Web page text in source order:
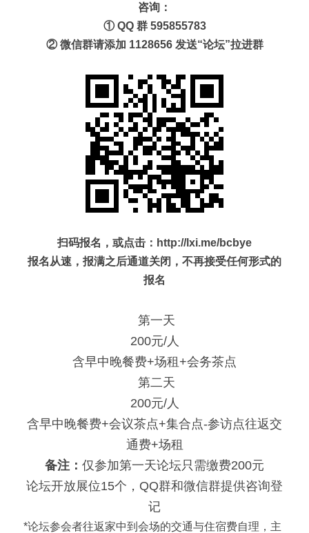
咨询：
① QQ 群 595855783
② 微信群请添加 1128656 发送“论坛”拉进群
扫码报名，或点击： http://lxi.me/bcbye
报名从速，报满之后通道关闭，不再接受任何形式的
报名
第一天
200元/人
含早中晚餐费+场租+会务茶点
第二天
200元/人
含早中晚餐费+会议茶点+集合点-参访点往返交
通费+场租
备注： 仅参加第一天论坛只需缴费200元
论坛开放展位15个，QQ群和微信群提供咨询登
记
*论坛参会者往返家中到会场的交通与住宿费自理，主